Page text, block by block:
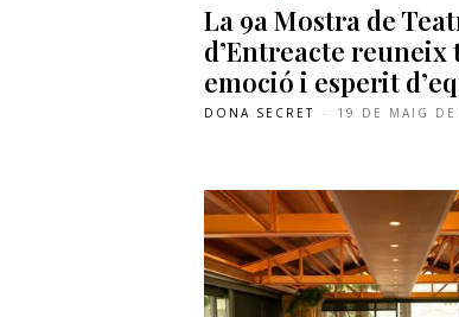
La 9a Mostra de
d’Entreacte reuneix
emoció i esperit
DONA SECRET - 19 DE MAIG